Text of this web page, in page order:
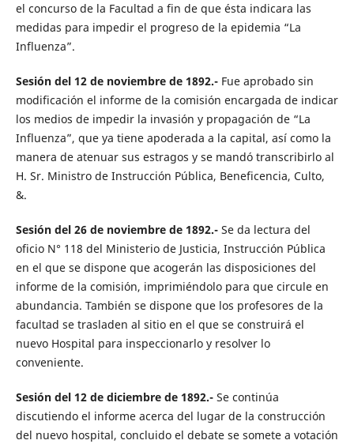
el concurso de la Facultad a fin de que ésta indicara las
medidas para impedir el progreso de la epidemia “La
Influenza”.
Sesión del 12 de noviembre de 1892.- Fue aprobado sin
modificación el informe de la comisión encargada de indicar
los medios de impedir la invasión y propagación de “La
Influenza”, que ya tiene apoderada a la capital, así como la
manera de atenuar sus estragos y se mandó transcribirlo al
H. Sr. Ministro de Instrucción Pública, Beneficencia, Culto,
&.
Sesión del 26 de noviembre de 1892.- Se da lectura del
oficio N° 118 del Ministerio de Justicia, Instrucción Pública
en el que se dispone que acogerán las disposiciones del
informe de la comisión, imprimiéndolo para que circule en
abundancia. También se dispone que los profesores de la
facultad se trasladen al sitio en el que se construirá el
nuevo Hospital para inspeccionarlo y resolver lo
conveniente.
Sesión del 12 de diciembre de 1892.- Se continúa
discutiendo el informe acerca del lugar de la construcción
del nuevo hospital, concluido el debate se somete a votación